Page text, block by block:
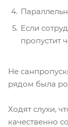
Если
пропустит
Не
рядом была
Ходят слухи,
качественно